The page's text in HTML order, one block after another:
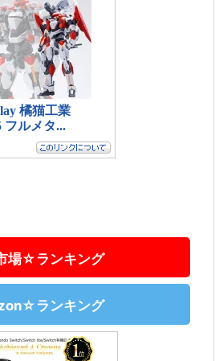
場☆ランキング
ランキング